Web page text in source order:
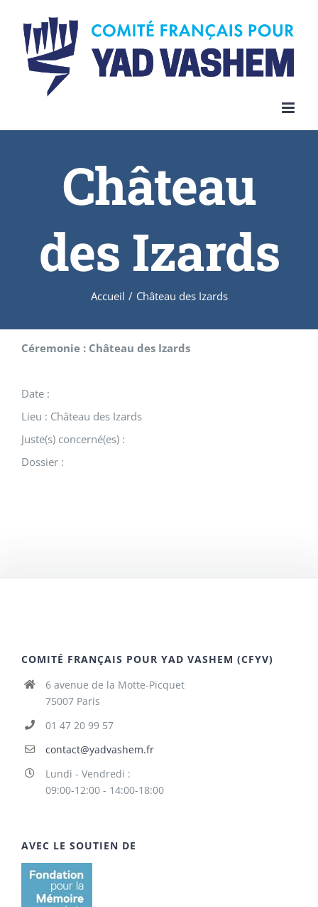
content
Château
des Izards
Accueil / Château des Izards
Céremonie : Château des Izards
Date :
Lieu : Château des Izards
Juste(s) concerné(es) :
Dossier :
COMITÉ FRANÇAIS POUR YAD VASHEM (CFYV)
6 avenue de la Motte-Picquet
75007 Paris
01 47 20 99 57
contact@yadvashem.fr
Lundi - Vendredi :
09:00-12:00 - 14:00-18:00
AVEC LE SOUTIEN DE